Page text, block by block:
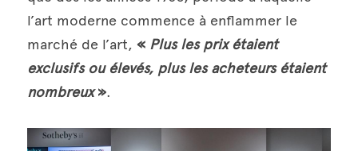
l’art moderne commence à enflammer le
marché de l’art, « Plus les prix étaient
exclusifs ou élevés, plus les acheteurs étaient
nombreux ».